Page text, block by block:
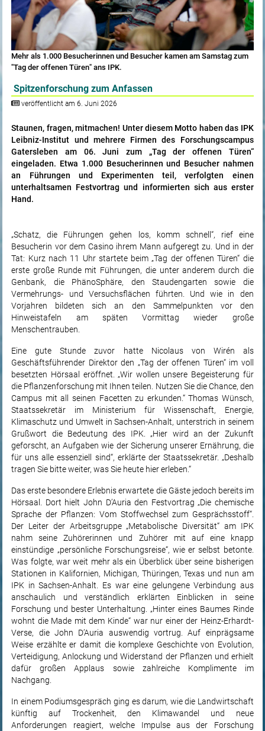
Mehr als 1.000 Besucherinnen und Besucher kamen am Samstag zum
"Tag der offenen Türen" ans IPK.
Spitzenforschung zum Anfassen
veröffentlicht am 6. Juni 2026
Staunen, fragen, mitmachen! Unter diesem Motto haben das IPK
Leibniz-Institut und mehrere Firmen des Forschungscampus
Gatersleben am 06. Juni zum „Tag der offenen Türen“
eingeladen. Etwa 1.000 Besucherinnen und Besucher nahmen
an Führungen und Experimenten teil, verfolgten einen
unterhaltsamen Festvortrag und informierten sich aus erster
Hand.
„Schatz, die Führungen gehen los, komm schnell“, rief eine
Besucherin vor dem Casino ihrem Mann aufgeregt zu. Und in der
Tat: Kurz nach 11 Uhr startete beim „Tag der offenen Türen“ die
erste große Runde mit Führungen, die unter anderem durch die
Genbank, die PhänoSphäre, den Staudengarten sowie die
Vermehrungs- und Versuchsflächen führten. Und wie in den
Vorjahren bildeten sich an den Sammelpunkten vor den
Hinweistafeln am späten Vormittag wieder große
Menschentrauben.
Eine gute Stunde zuvor hatte Nicolaus von Wirén als
Geschäftsführender Direktor den „Tag der offenen Türen“ im voll
besetzten Hörsaal eröffnet. „Wir wollen unsere Begeisterung für
die Pflanzenforschung mit Ihnen teilen. Nutzen Sie die Chance, den
Campus mit all seinen Facetten zu erkunden.“ Thomas Wünsch,
Staatssekretär im Ministerium für Wissenschaft, Energie,
Klimaschutz und Umwelt in Sachsen-Anhalt, unterstrich in seinem
Grußwort die Bedeutung des IPK. „Hier wird an der Zukunft
geforscht, an Aufgaben wie der Sicherung unserer Ernährung, die
für uns alle essenziell sind“, erklärte der Staatssekretär. „Deshalb
tragen Sie bitte weiter, was Sie heute hier erleben.“
Das erste besondere Erlebnis erwartete die Gäste jedoch bereits im
Hörsaal. Dort hielt John D’Auria den Festvortrag „Die chemische
Sprache der Pflanzen: Vom Stoffwechsel zum Gesprächsstoff“.
Der Leiter der Arbeitsgruppe „Metabolische Diversität“ am IPK
nahm seine Zuhörerinnen und Zuhörer mit auf eine knapp
einstündige „persönliche Forschungsreise“, wie er selbst betonte.
Was folgte, war weit mehr als ein Überblick über seine bisherigen
Stationen in Kalifornien, Michigan, Thüringen, Texas und nun am
IPK in Sachsen-Anhalt. Es war eine gelungene Verbindung aus
anschaulich und verständlich erklärten Einblicken in seine
Forschung und bester Unterhaltung. „Hinter eines Baumes Rinde
wohnt die Made mit dem Kinde“ war nur einer der Heinz-Erhardt-
Verse, die John D’Auria auswendig vortrug. Auf einprägsame
Weise erzählte er damit die komplexe Geschichte von Evolution,
Verteidigung, Anlockung und Widerstand der Pflanzen und erhielt
dafür großen Applaus sowie zahlreiche Komplimente im
Nachgang.
In einem Podiumsgespräch ging es darum, wie die Landwirtschaft
künftig auf Trockenheit, den Klimawandel und neue
Anforderungen reagiert, welche Impulse aus der Forschung